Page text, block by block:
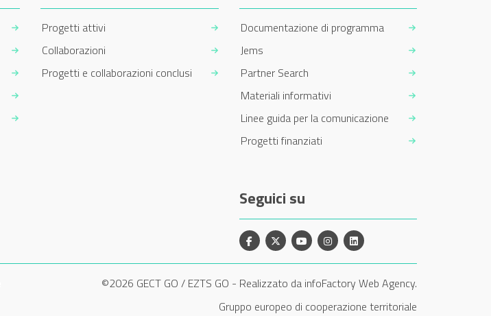
Progetti attivi
Collaborazioni
Progetti e collaborazioni conclusi
Documentazione di programma
Jems
Partner Search
Materiali informativi
Linee guida per la comunicazione
Progetti finanziati
Seguici su
Facebook
X YouTubeInstagramLinkedin
©2026 GECT GO / EZTS GO - Realizzato da infoFactory Web Agency.
Gruppo europeo di cooperazione territoriale